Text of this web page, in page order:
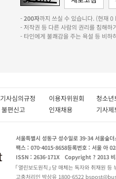
-200자까지 쓰실 수 있습니다. (현재
- 저작권 등 다른 사람의 권리를 침해하
- 타인에게 불쾌감을 주는 욕설 등 비하
기사심의규정 이용자위원회 청소
불편신고 인재채용 기
서울특별시 성동구 성수일로 39-34 서울숲
팩스 : 070-4015-8658등록번호 : 서울 아
ISSN : 2636-171X
Copyright ? 2013
열린보도원칙
당 매체는 독자와 취재원 등
고충처리인 박상유 1800-6522